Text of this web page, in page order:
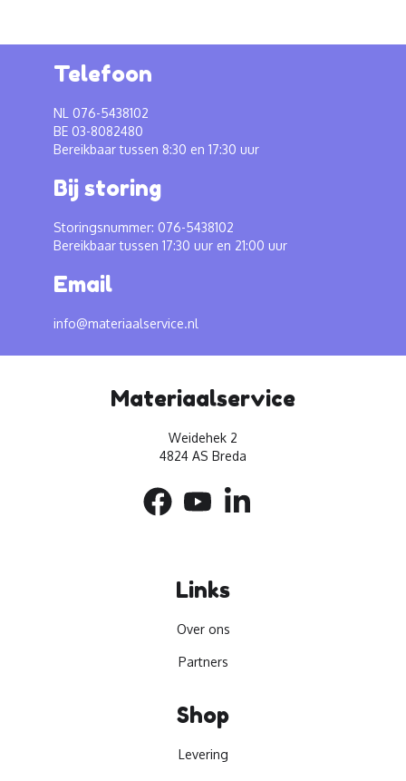
Telefoon
NL 076-5438102
BE 03-8082480
Bereikbaar tussen 8:30 en 17:30 uur
Bij storing
Storingsnummer: 076-5438102
Bereikbaar tussen 17:30 uur en 21:00 uur
Email
info@materiaalservice.nl
Materiaalservice
Weidehek 2
4824 AS Breda
Links
Over ons
Partners
Shop
Levering